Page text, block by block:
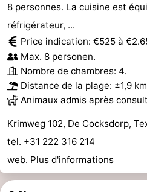
8 personnes. La cuisine est
réfrigérateur, ...
Price indication: €525 à
Max. 8 personen.
Nombre de chambres: 4.
Distance de la plage: ±1,9
Animaux admis après
Krimweg 102, De Cocksdorp,
tel. +31 222 316 214
web. Plus d'informations